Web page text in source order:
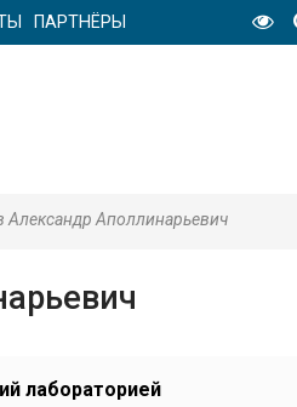
ПАРТНЁРЫ
Александр Аполлинарьевич
лабораторией